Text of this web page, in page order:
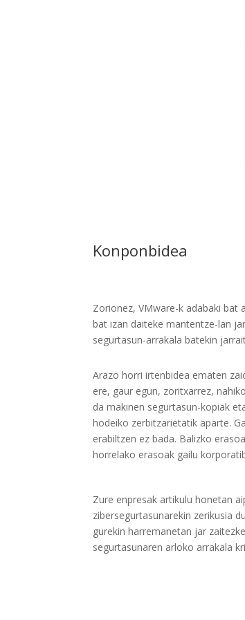
Konponbidea
Zorionez, VMware-k adabaki bat
bat izan daiteke mantentze-lan
segurtasun-arrakala batekin
Arazo horri irtenbidea ematen
ere, gaur egun, zoritxarrez,
da makinen segurtasun-kopiak
hodeiko zerbitzarietatik aparte.
erabiltzen ez bada. Balizko
horrelako erasoak gailu
Zure enpresak artikulu honetan
zibersegurtasunarekin zerikusia
gurekin harremanetan jar
segurtasunaren arloko arrakala